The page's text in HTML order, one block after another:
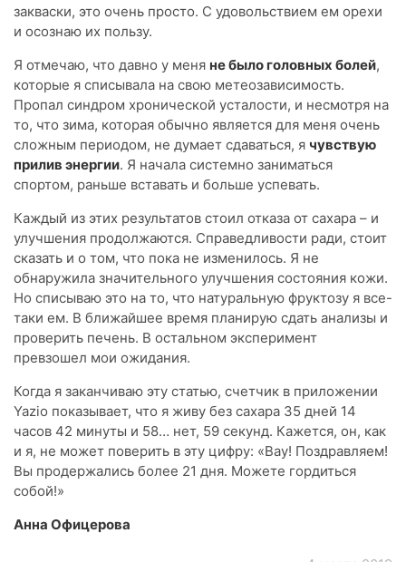
закваски, это очень просто. С удовольствием ем орехи
и осознаю их пользу.
Я отмечаю, что давно у меня не было головных болей,
которые я списывала на свою метеозависимость.
Пропал синдром хронической усталости, и несмотря на
то, что зима, которая обычно является для меня очень
сложным периодом, не думает сдаваться, я чувствую
прилив энергии. Я начала системно заниматься
спортом, раньше вставать и больше успевать.
Каждый из этих результатов стоил отказа от сахара – и
улучшения продолжаются. Справедливости ради, стоит
сказать и о том, что пока не изменилось. Я не
обнаружила значительного улучшения состояния кожи.
Но списываю это на то, что натуральную фруктозу я все-
таки ем. В ближайшее время планирую сдать анализы и
проверить печень. В остальном эксперимент
превзошел мои ожидания.
Когда я заканчиваю эту статью, счетчик в приложении
Yazio показывает, что я живу без сахара 35 дней 14
часов 42 минуты и 58… нет, 59 секунд. Кажется, он, как
и я, не может поверить в эту цифру: «Вау! Поздравляем!
Вы продержались более 21 дня. Можете гордиться
собой!»
Анна Офицерова